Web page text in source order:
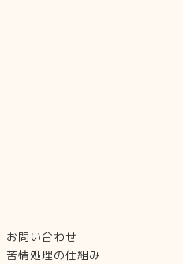
お問い合わせ
苦情処理の仕組み